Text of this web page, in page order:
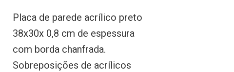
Placa de parede acrílico preto
38x30x 0,8 cm de espessura
com borda chanfrada.
Sobreposições de acrílicos